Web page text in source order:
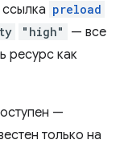
preload
"high"
— все
ресурс как
—
только на